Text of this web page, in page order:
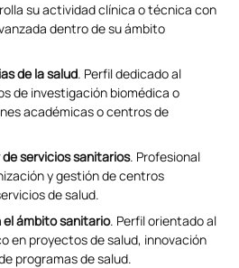
su actividad clínica o técnica con
dentro de su ámbito
de la salud. Perfil dedicado al
de investigación biomédica o
académicas o centros de
servicios sanitarios. Profesional
y gestión de centros
de salud.
el ámbito sanitario. Perfil orientado al
en proyectos de salud, innovación
programas de salud.